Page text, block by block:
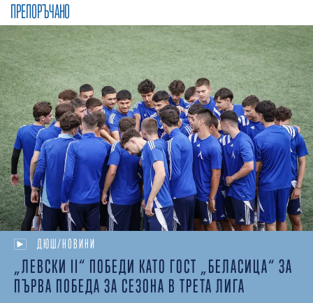
ПРЕПОРЪЧАНО
ДЮШ/НОВИНИ
„ЛЕВСКИ II“ ПОБЕДИ КАТО ГОСТ „БЕЛАСИЦА“ ЗА
ПЪРВА ПОБЕДА ЗА СЕЗОНА В ТРЕТА ЛИГА